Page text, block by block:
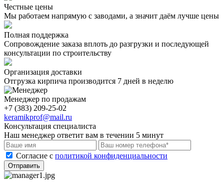
Честные цены
Мы работаем напрямую с заводами, а значит даём лучше цены
Полная поддержка
Сопровождение заказа вплоть до разгрузки и последующей
консультации по строительству
Организация доставки
Отгрузка кирпича производится 7 дней в неделю
Менеджер по продажам
+7 (383) 209-25-02
keramikprof@mail.ru
Консультация специалиста
Наш менеджер ответит вам в течении 5 минут
Cогласие с политикой конфиденциальности
Отправить